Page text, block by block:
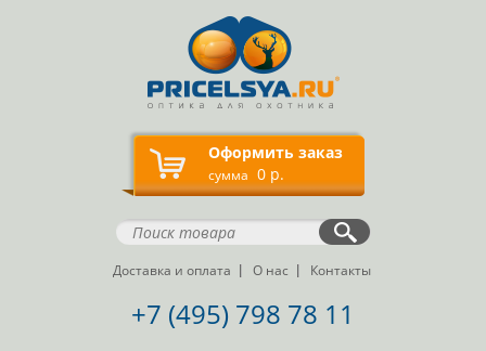
Оформить заказ
сумма 0 р.
Доставка и оплата О нас Контакты
+7 (495) 798 78 11